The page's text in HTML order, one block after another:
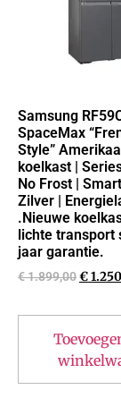
Samsung
SpaceMax
Style”
koelkast |
No Frost |
Zilver |
.Nieuwe
lichte transport
jaar garantie.
€1.899,00€